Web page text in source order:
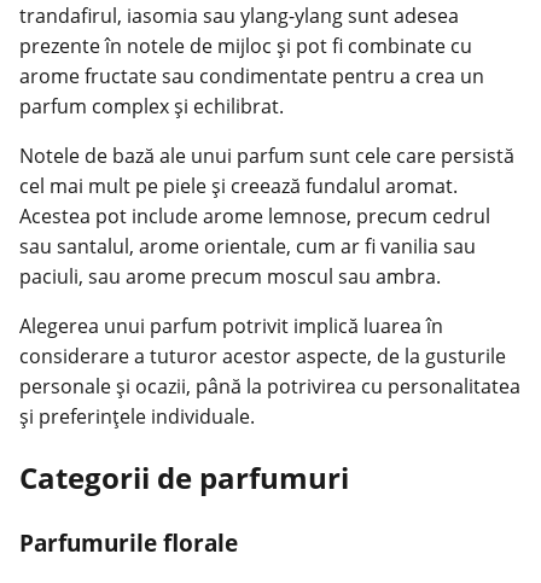
trandafirul, iasomia sau ylang-ylang sunt adesea
prezente în notele de mijloc și pot fi combinate cu
arome fructate sau condimentate pentru a crea un
parfum complex și echilibrat.
Notele de bază ale unui parfum sunt cele care persistă
cel mai mult pe piele și creează fundalul aromat.
Acestea pot include arome lemnose, precum cedrul
sau santalul, arome orientale, cum ar fi vanilia sau
paciuli, sau arome precum moscul sau ambra.
Alegerea unui parfum potrivit implică luarea în
considerare a tuturor acestor aspecte, de la gusturile
personale și ocazii, până la potrivirea cu personalitatea
și preferințele individuale.
Categorii de parfumuri
Parfumurile florale